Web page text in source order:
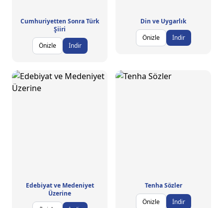
Cumhuriyetten Sonra Türk
Şiiri
Önizle
İndir
Din ve Uygarlık
Önizle
İndir
Edebiyat ve Medeniyet
Üzerine
Tenha Sözler
Önizle
İndir